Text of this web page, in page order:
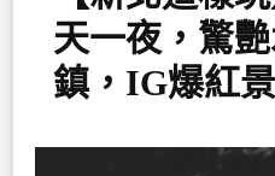
天一夜，驚
鎮，IG爆紅